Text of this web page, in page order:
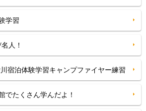
学習
人！
宿泊体験学習キャンプファイヤー練習
たくさん学んだよ！